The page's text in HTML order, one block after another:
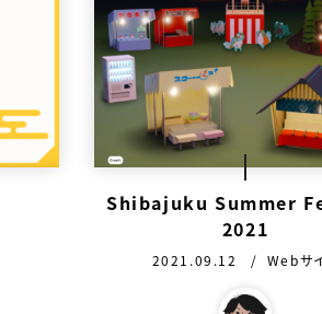
Shibajuku Summer
2021
公開日：
2021.09.12 カテゴリ
Webサ
この作品を作った人